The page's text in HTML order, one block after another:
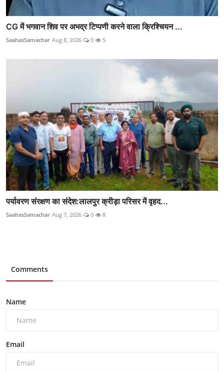
CG में भगवान शिव पर अभद्र टिप्पणी करने वाला क्रिश्चियन ...
SaahasSamachar Aug 8, 2026 0 5
पर्यावरण संरक्षण का संदेश:लालपुर क्रीड़ा परिसर में वृहद...
SaahasSamachar Aug 7, 2026 0 8
Comments
Name
Email